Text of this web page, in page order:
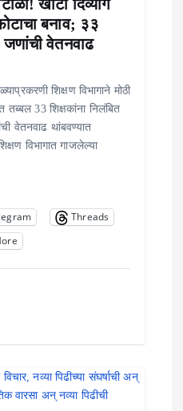
खोटी दिव्यांग
बनाव; ३३
वेतनवाढ
शिक्षण विभागाने मोठी
33 शिक्षकांना निलंबित
वेतनवाढ थांबवण्यात
विभागात गाजलेल्या
Threads